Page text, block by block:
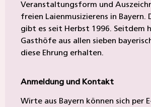
Veranstaltungsform und
freien Laienmusizierens in Bayern.
gibt es seit Herbst 1996. Seitdem
Gasthöfe aus allen sieben
diese Ehrung erhalten.
Anmeldung und Kontakt
Wirte aus Bayern können sich per